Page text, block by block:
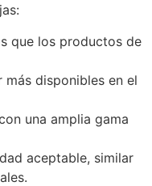
que los productos de
más disponibles en el
una amplia gama
aceptable, similar